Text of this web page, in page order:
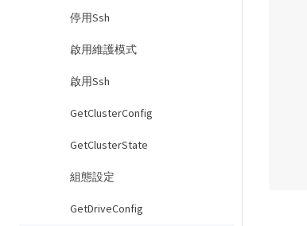
停用Ssh
啟用維護模式
啟用Ssh
GetClusterConfig
GetClusterState
組態設定
GetDriveConfig